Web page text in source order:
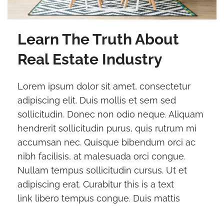
Learn The Truth About
Real Estate Industry
Lorem ipsum dolor sit amet, consectetur
adipiscing elit. Duis mollis et sem sed
sollicitudin. Donec non odio neque. Aliquam
hendrerit sollicitudin purus, quis rutrum mi
accumsan nec. Quisque bibendum orci ac
nibh facilisis, at malesuada orci congue.
Nullam tempus sollicitudin cursus. Ut et
adipiscing erat. Curabitur this is a text
link libero tempus congue. Duis mattis